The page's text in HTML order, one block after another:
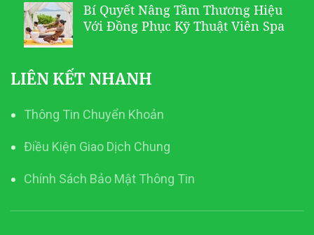
Bí Quyết Nâng Tầm Thương Hiệu
Với Đồng Phục Kỹ Thuật Viên Spa
LIÊN KẾT NHANH
Thông Tin Chuyển Khoản
Điều Kiện Giao Dịch Chung
Chính Sách Bảo Mật Thông Tin